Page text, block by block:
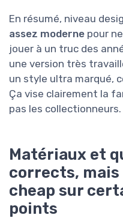
En résumé, niveau
assez moderne pour
jouer à un truc des
une version très
un style ultra marqué,
Ça vise clairement la
pas les collectionneurs.
Matériaux et
corrects, mais
cheap sur
points